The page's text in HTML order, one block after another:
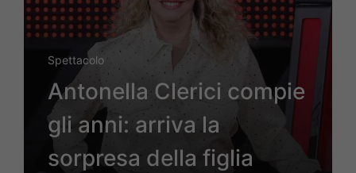
Spettacolo
Antonella Clerici compie
gli anni: arriva la
sorpresa della figlia